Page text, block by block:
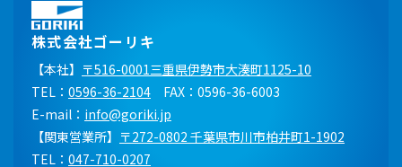
株式会社ゴーリキ
【本社】 〒516-0001三重県伊勢市大湊町1125-10
TEL： 0596-36-2104 FAX：0596-36-6003
E-mail： info@goriki.jp
【関東営業所】 〒272-0802 千葉県市川市柏井町1-1902
TEL： 047-710-0207